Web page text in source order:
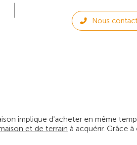
Nous
implique d'acheter en même
et de terrain à acquérir. Grâce